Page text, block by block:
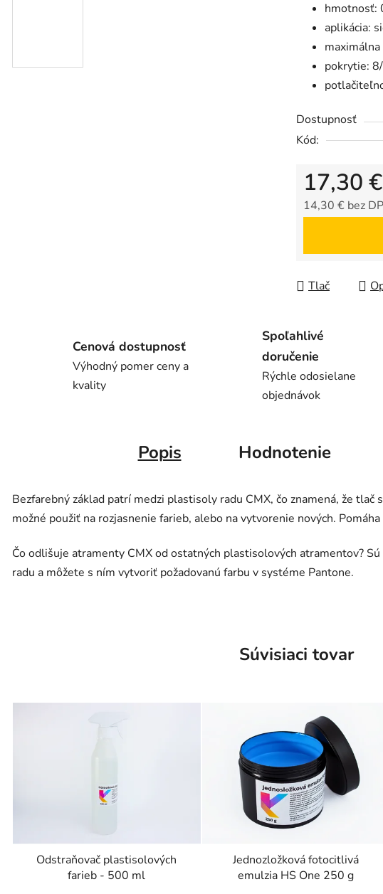
hviezdičiek.
hmotnosť:
aplikácia:
pokrytie:
Dostupnosť
Kód:
17,30 €
14,30 € bez
Tlač
Cenová dostupnosť
Výhodný pomer ceny a
kvality
Spoľahlivé
doručenie
Rýchle odosielane
objednávok
Popis Hodnotenie
Bezfarebný základ patrí medzi plastisoly radu CMX, čo znamená, že tlač
možné použiť na rozjasnenie farieb, alebo na vytvorenie nových.
Čo odlišuje atramenty CMX od ostatných plastisolových atramentov?
radu a môžete s ním vytvoriť požadovanú farbu v systéme Pantone.
Súvisiaci tovar
Odstraňovač plastisolových
farieb - 500 ml
Jednozložková fotocitlivá
emulzia HS One 250 g